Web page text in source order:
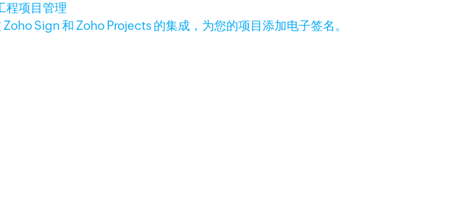
程项目管理
Zoho Sign 和 Zoho Projects 的集成，为您的项目添加电子签名。